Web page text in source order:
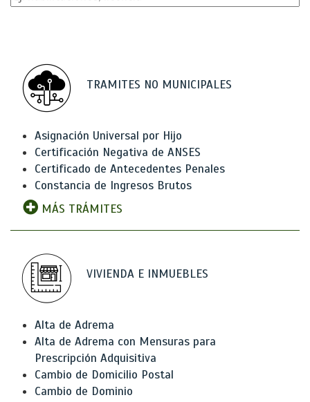
TRAMITES NO MUNICIPALES
Asignación Universal por Hijo
Certificación Negativa de ANSES
Certificado de Antecedentes Penales
Constancia de Ingresos Brutos
MÁS TRÁMITES
VIVIENDA E INMUEBLES
Alta de Adrema
Alta de Adrema con Mensuras para
Prescripción Adquisitiva
Cambio de Domicilio Postal
Cambio de Dominio